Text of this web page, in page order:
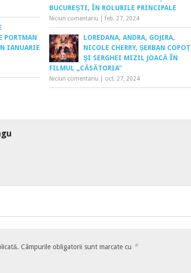
BUCUREȘTI, ÎN ROLURILE PRINCIPALE
Niciun comentariu |feb. 27, 2024
PORTMAN
IANUARIE
LOREDANA, ANDRA, GOJIRA,
NICOLE CHERRY, ȘERBAN COPOȚ
ŞI SERGHEI MIZIL JOACĂ ÎN
FILMUL „CĂSĂTORIA”
Niciun comentariu oct. 27, 2024
Câmpurile obligatorii sunt marcate cu *